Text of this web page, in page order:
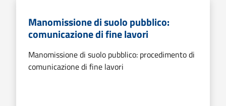
Manomissione di suolo pubblico:
comunicazione di fine lavori
Manomissione di suolo pubblico: procedimento di
comunicazione di fine lavori